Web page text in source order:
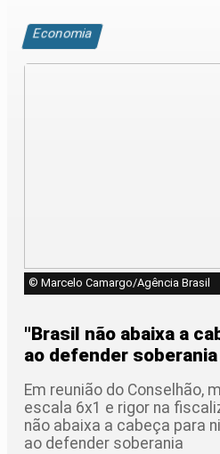
Economia
© Marcelo Camargo/Agência Brasil
"Brasil não abaixa a
ao defender soberania
Em reunião do Conselhão,
escala 6x1 e rigor na
não abaixa a cabeça para
ao defender soberania